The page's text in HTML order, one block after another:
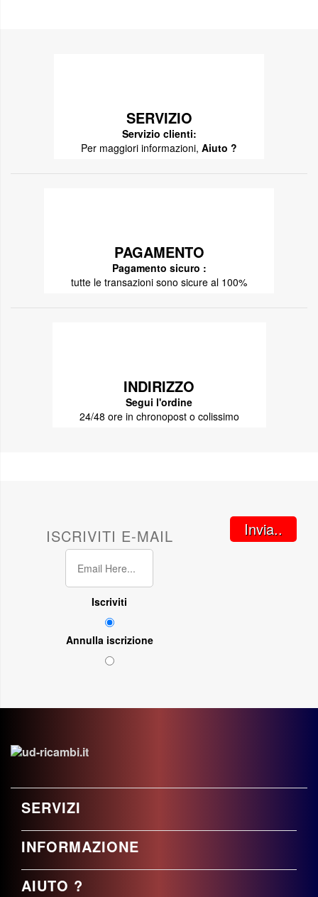
SERVIZIO
Servizio clienti:
Per maggiori informazioni, Aiuto ?
PAGAMENTO
Pagamento sicuro :
tutte le transazioni sono sicure al 100%
INDIRIZZO
Segui l'ordine
24/48 ore in chronopost o colissimo
ISCRIVITI E-MAIL
Iscriviti
Annulla iscrizione
Invia..
SERVIZI
INFORMAZIONE
AIUTO ?